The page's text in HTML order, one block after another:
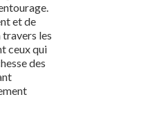
et de
travers les
ceux qui
des